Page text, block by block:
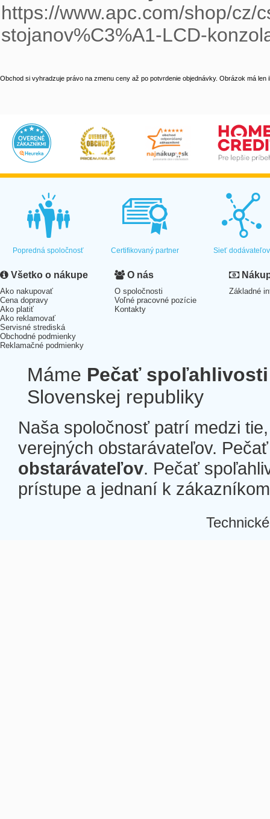
https://www.apc.com/shop/cz/
stojanov%C3%A1-LCD-
Obchod si vyhradzuje právo na zmenu ceny až po potvrdenie objednávky. Obrázok má len
Popredná spoločnosť Certifikovaný partner Sieť dodávateľov
Všetko o nákupe
Ako nakupovať
Cena dopravy
Ako platiť
Ako reklamovať
Servisné strediská
Obchodné podmienky
Reklamačné podmienky
O nás
O spoločnosti
Voľné pracovné pozície
Kontakty
Základné
Máme Pečať spoľahlivosti
Slovenskej republiky
Naša spoločnosť patrí medzi
verejných obstarávateľov.
obstarávateľov. Pečať
prístupe a jednaní k